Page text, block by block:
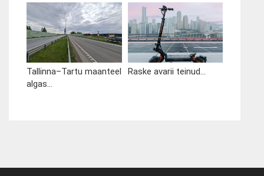
Tallinna–Tartu maanteel
algas...
Raske avarii teinud...